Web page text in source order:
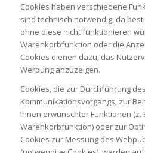
Cookies haben verschiedene
sind technisch notwendig, da
ohne diese nicht funktionieren
Warenkorbfunktion oder die
Cookies dienen dazu, das
Werbung anzuzeigen.
Cookies, die zur Durchführung
Kommunikationsvorgangs, zur
Ihnen erwünschter Funktionen (z.
Warenkorbfunktion) oder zur
Cookies zur Messung des